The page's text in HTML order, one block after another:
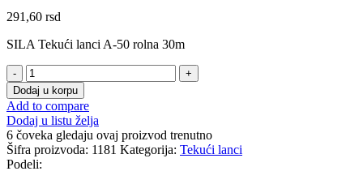
291,60 rsd
SILA Tekući lanci A-50 rolna 30m
Dodaj u korpu
Add to compare
Dodaj u listu želja
6 čoveka gledaju ovaj proizvod trenutno
Šifra proizvoda: 1181 Kategorija: Tekući lanci
Podeli: